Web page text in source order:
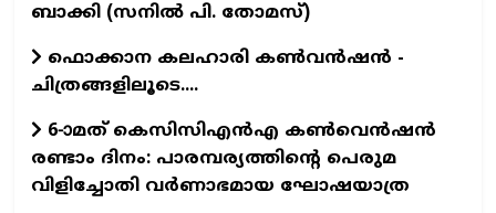
ബാക്കി (സനില്‍ പി. തോമസ്)
ഫൊക്കാന കലഹാരി കണ്‍വന്‍ഷന്‍ -
ചിത്രങ്ങളിലൂടെ....
6-ാമത് കെസിസിഎന്‍എ കണ്‍വെന്‍ഷന്‍
രണ്ടാം ദിനം: പാരമ്പര്യത്തിന്റെ പെരുമ
വിളിച്ചോതി വര്‍ണാഭമായ ഘോഷയാത്ര